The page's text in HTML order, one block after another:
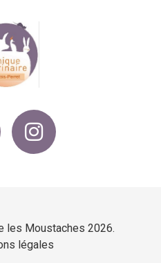
les Moustaches 2026.
légales